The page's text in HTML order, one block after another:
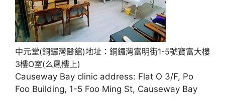
中元堂(銅鑼灣醫舘)地址：銅鑼灣富明街1-5號寶富大樓
3樓O室(么鳳樓上)
Causeway Bay clinic address: Flat O 3/F, Po
Foo Building, 1-5 Foo Ming St, Causeway Bay